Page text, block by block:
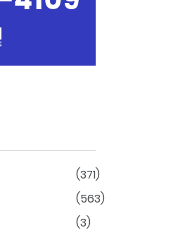
(371)
(563)
(3)